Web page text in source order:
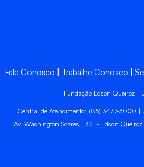
Fale Conosco Trabalhe Conosco
Fundação Edson Queiroz |
Central de Atendimento: (85) 3477-
Av. Washington Soares, 1321 - Edson